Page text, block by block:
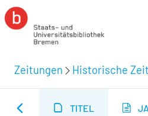
Zeitungen Historische
TITEL